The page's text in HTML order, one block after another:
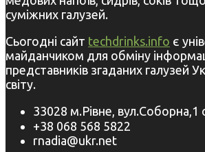
суміжних галузей.
Сьогодні сайт techdrinks.info є
майданчиком для обміну
представників згаданих галузей
світу.
33028 м.Рівне, вул.Соборна,1
+38 068 568 5822
rnadia@ukr.net